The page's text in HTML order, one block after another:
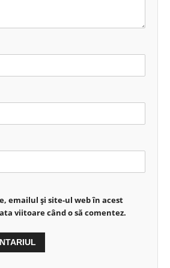
emailul și site-ul web în acest
viitoare când o să comentez.